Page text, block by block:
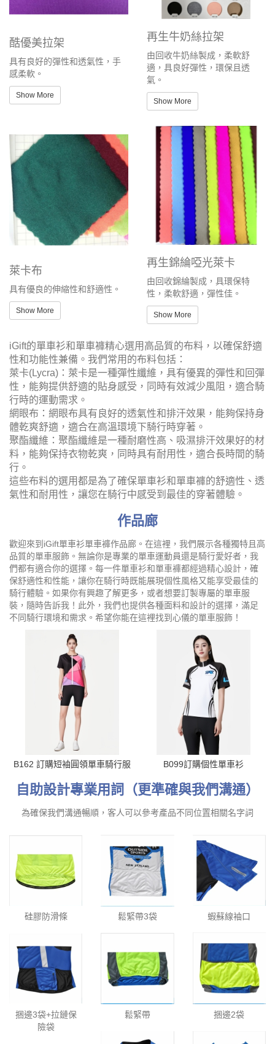
酷優美拉架
具有良好的彈性和透氣性，手
感柔軟。
Show More
再生牛奶絲拉架
由回收牛奶絲製成，柔軟舒
適，具良好彈性，環保且透
氣。
Show More
萊卡布
具有優良的伸縮性和舒適性。
Show More
再生錦綸啞光萊卡
由回收錦綸製成，具環保特
性，柔軟舒適，彈性佳。
Show More
iGift的單車衫和單車褲精心選用高品質的布料，以確保舒適
性和功能性兼備。我們常用的布料包括：
萊卡(Lycra)：萊卡是一種彈性纖維，具有優異的彈性和回彈
性，能夠提供舒適的貼身感受，同時有效減少風阻，適合騎
行時的運動需求。
網眼布：網眼布具有良好的透氣性和排汗效果，能夠保持身
體乾爽舒適，適合在高溫環境下騎行時穿著。
聚酯纖維：聚酯纖維是一種耐磨性高、吸濕排汗效果好的材
料，能夠保持衣物乾爽，同時具有耐用性，適合長時間的騎
行。
這些布料的選用都是為了確保單車衫和單車褲的舒適性、透
氣性和耐用性，讓您在騎行中感受到最佳的穿著體驗。
作品廊
歡迎來到iGift單車衫單車褲作品廊。在這裡，我們展示各種獨特且高
品質的單車服飾。無論你是專業的單車運動員還是騎行愛好者，我
們都有適合你的選擇。每一件單車衫和單車褲都經過精心設計，確
保舒適性和性能，讓你在騎行時既能展現個性風格又能享受最佳的
騎行體驗。如果你有興趣了解更多，或者想要訂製專屬的單車服
裝，隨時告訴我！此外，我們也提供各種面料和設計的選擇，滿足
不同騎行環境和需求。希望你能在這裡找到心儀的單車服飾！
B162 訂購短袖圓領單車騎行服 B099訂購個性單車衫
自助設計專業用詞（更準確與我們溝通）
為確保我們溝通暢順，客人可以參考產品不同位置相關名字詞
硅膠防滑條 鬆緊帶3袋 蝦蘇線袖口
捆邊3袋+拉鏈保
險袋
鬆緊帶 捆邊2袋